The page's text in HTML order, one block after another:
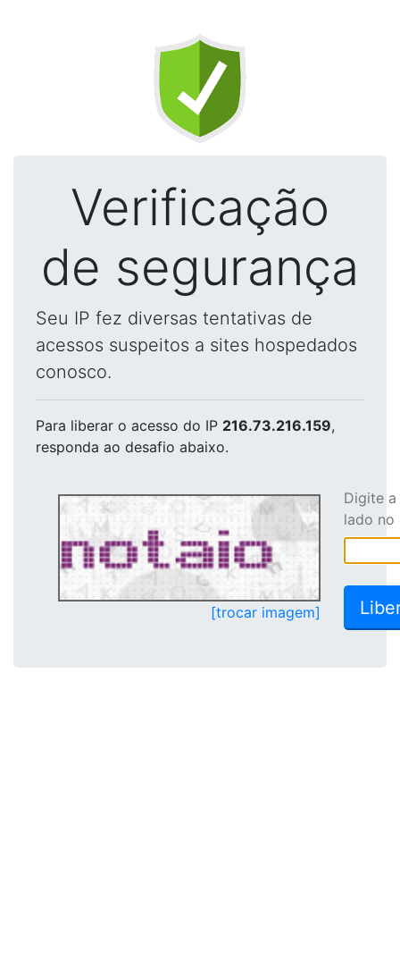
Verificação
de segurança
Seu IP fez diversas tentativas de
acessos suspeitos a sites hospedados
conosco.
Para liberar o acesso do IP 216.73.216.159,
responda ao desafio abaixo.
[trocar imagem]
Digite
lado no